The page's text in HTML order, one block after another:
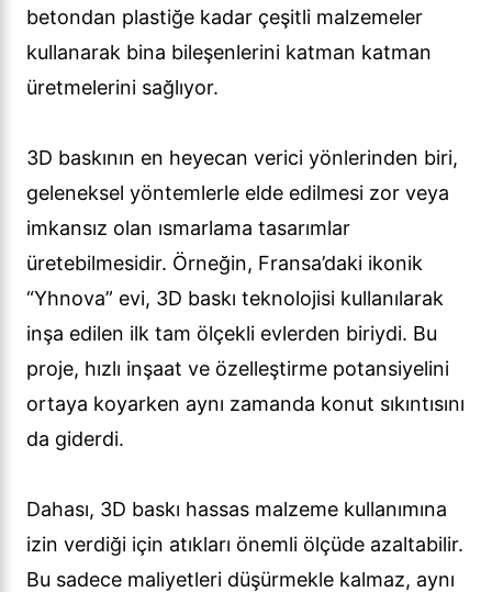
betondan plastiğe kadar çeşitli malzemeler
kullanarak bina bileşenlerini katman katman
üretmelerini sağlıyor.
3D baskının en heyecan verici yönlerinden biri,
geleneksel yöntemlerle elde edilmesi zor veya
imkansız olan ısmarlama tasarımlar
üretebilmesidir. Örneğin, Fransa’daki ikonik
“Yhnova” evi, 3D baskı teknolojisi kullanılarak
inşa edilen ilk tam ölçekli evlerden biriydi. Bu
proje, hızlı inşaat ve özelleştirme potansiyelini
ortaya koyarken aynı zamanda konut sıkıntısını
da giderdi.
Dahası, 3D baskı hassas malzeme kullanımına
izin verdiği için atıkları önemli ölçüde azaltabilir.
Bu sadece maliyetleri düşürmekle kalmaz, aynı